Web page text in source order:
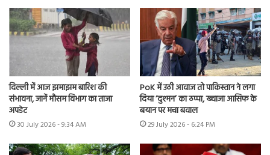
दिल्ली में आज झमाझम बारिश की
संभावना, जानें मौसम विभाग का ताजा
अपडेट
30 July 2026 - 9:34 AM
PoK में उठी आवाज तो पाकिस्तान ने लगा
दिया ‘दुश्मन’ का ठप्पा, ख्वाजा आसिफ के
बयान पर मचा बवाल
29 July 2026 - 6:24 PM